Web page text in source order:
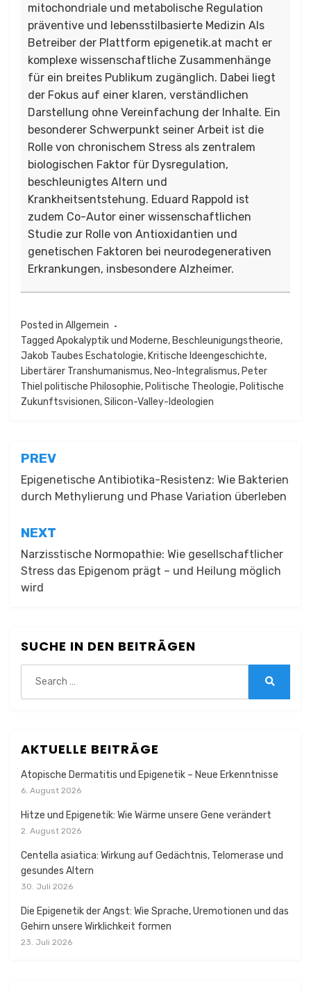
mitochondriale und metabolische Regulation
präventive und lebensstilbasierte Medizin Als
Betreiber der Plattform epigenetik.at macht er
komplexe wissenschaftliche Zusammenhänge
für ein breites Publikum zugänglich. Dabei liegt
der Fokus auf einer klaren, verständlichen
Darstellung ohne Vereinfachung der Inhalte. Ein
besonderer Schwerpunkt seiner Arbeit ist die
Rolle von chronischem Stress als zentralem
biologischen Faktor für Dysregulation,
beschleunigtes Altern und
Krankheitsentstehung. Eduard Rappold ist
zudem Co-Autor einer wissenschaftlichen
Studie zur Rolle von Antioxidantien und
genetischen Faktoren bei neurodegenerativen
Erkrankungen, insbesondere Alzheimer.
Posted in Allgemein
Tagged Apokalyptik und Moderne, Beschleunigungstheorie,
Jakob Taubes Eschatologie, Kritische Ideengeschichte,
Libertärer Transhumanismus, Neo-Integralismus, Peter
Thiel politische Philosophie, Politische Theologie, Politische
Zukunftsvisionen,Silicon-Valley-Ideologien
Beitragsnavigation
PREV
Epigenetische Antibiotika-Resistenz: Wie Bakterien
durch Methylierung und Phase Variation überleben
NEXT
Narzisstische Normopathie: Wie gesellschaftlicher
Stress das Epigenom prägt – und Heilung möglich
wird
SUCHE IN DEN BEITRÄGEN
for:
AKTUELLE BEITRÄGE
Atopische Dermatitis und Epigenetik – Neue Erkenntnisse
6. August 2026
Hitze und Epigenetik: Wie Wärme unsere Gene verändert
2. August 2026
Centella asiatica: Wirkung auf Gedächtnis, Telomerase und
gesundes Altern
30. Juli 2026
Die Epigenetik der Angst: Wie Sprache, Uremotionen und das
Gehirn unsere Wirklichkeit formen
23. Juli 2026